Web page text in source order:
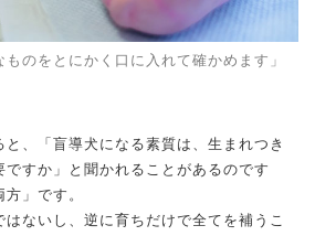
ものをとにかく口に入れて確かめます」
、「盲導犬になる素質は、生まれつき
すか」と聞かれることがあるのです
」です。
ないし、逆に育ちだけで全てを補うこ